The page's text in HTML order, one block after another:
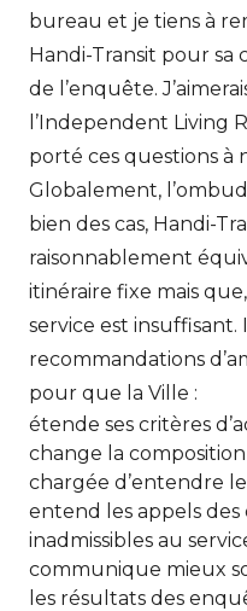
bureau et je tiens à
Handi-Transit pour
de l’enquête.
l’Independent Living
porté ces questions à
Globalement,
bien des cas, Handi-
raisonnablement
itinéraire fixe mais
service est insuffisant.
recommandations
pour que la Ville :
étende ses critères
change la
chargée d’entendre
entend les appels
inadmissibles au
communique mieux
les résultats des